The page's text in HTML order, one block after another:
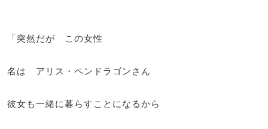
「突然だが この女性
名は アリス・ペンドラゴンさん
彼女も一緒に暮らすことになるから